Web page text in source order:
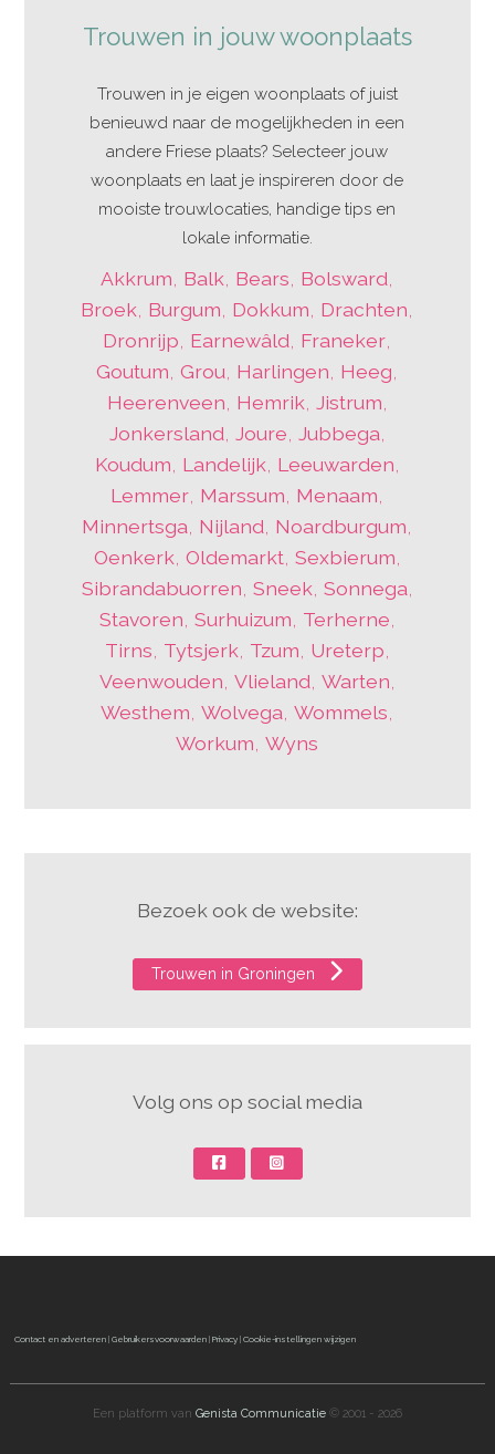
Trouwen in jouw woonplaats
Trouwen in je eigen woonplaats of juist
benieuwd naar de mogelijkheden in een
andere Friese plaats? Selecteer jouw
woonplaats en laat je inspireren door de
mooiste trouwlocaties, handige tips en
lokale informatie.
Akkrum Balk Bears Bolsward
Broek Burgum Dokkum Drachten
Dronrijp Earnewâld Franeker
Goutum ,Grou Harlingen Heeg
Heerenveen Hemrik Jistrum
Jonkersland Joure Jubbega
Koudum Landelijk Leeuwarden
Lemmer Marssum Menaam
Minnertsga Nijland Noardburgum
Oenkerk Oldemarkt, Sexbierum
Sibrandabuorren Sneek Sonnega
Stavoren Surhuizum Terherne
Tirns Tytsjerk Tzum Ureterp
Veenwouden Vlieland Warten
Westhem ,Wolvega ,Wommels
Workum ,Wyns
Bezoek ook de website:
Trouwen in Groningen
Volg ons op social media
Contact en adverteren |Gebruikersvoorwaarden |Privacy |Cookie-instellingen wijzigen
Een platform van Genista Communicatie© 2001 - 2026